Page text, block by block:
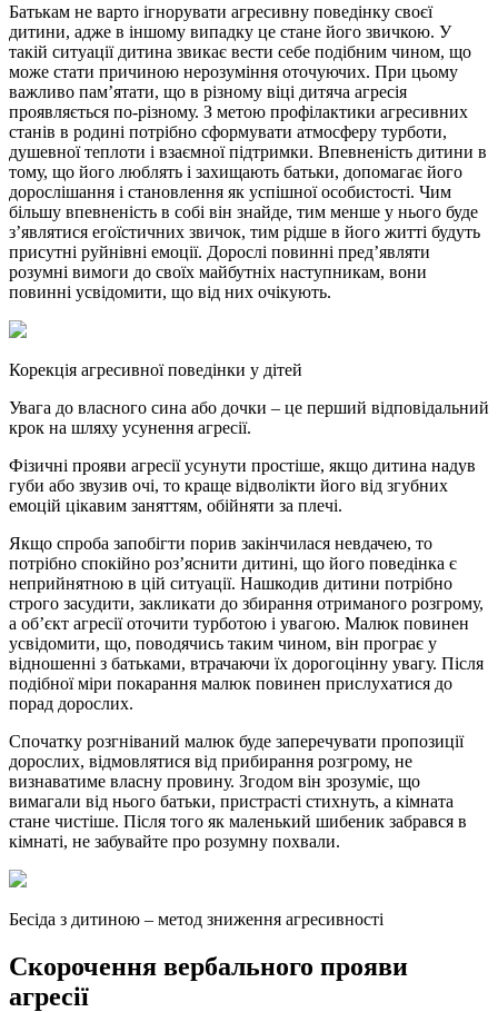
Батькам не варто ігнорувати агресивну поведінку своєї
дитини, адже в іншому випадку це стане його звичкою. У
такій ситуації дитина звикає вести себе подібним чином, що
може стати причиною нерозуміння оточуючих. При цьому
важливо пам’ятати, що в різному віці дитяча агресія
проявляється по-різному. З метою профілактики агресивних
станів в родині потрібно сформувати атмосферу турботи,
душевної теплоти і взаємної підтримки. Впевненість дитини в
тому, що його люблять і захищають батьки, допомагає його
дорослішання і становлення як успішної особистості. Чим
більшу впевненість в собі він знайде, тим менше у нього буде
з’являтися егоїстичних звичок, тим рідше в його житті будуть
присутні руйнівні емоції. Дорослі повинні пред’являти
розумні вимоги до своїх майбутніх наступникам, вони
повинні усвідомити, що від них очікують.
Корекція агресивної поведінки у дітей
Увага до власного сина або дочки – це перший відповідальний
крок на шляху усунення агресії.
Фізичні прояви агресії усунути простіше, якщо дитина надув
губи або звузив очі, то краще відволікти його від згубних
емоцій цікавим заняттям, обійняти за плечі.
Якщо спроба запобігти порив закінчилася невдачею, то
потрібно спокійно роз’яснити дитині, що його поведінка є
неприйнятною в цій ситуації. Нашкодив дитини потрібно
строго засудити, закликати до збирання отриманого розгрому,
а об’єкт агресії оточити турботою і увагою. Малюк повинен
усвідомити, що, поводячись таким чином, він програє у
відношенні з батьками, втрачаючи їх дорогоцінну увагу. Після
подібної міри покарання малюк повинен прислухатися до
порад дорослих.
Спочатку розгніваний малюк буде заперечувати пропозиції
дорослих, відмовлятися від прибирання розгрому, не
визнаватиме власну провину. Згодом він зрозуміє, що
вимагали від нього батьки, пристрасті стихнуть, а кімната
стане чистіше. Після того як маленький шибеник забрався в
кімнаті, не забувайте про розумну похвали.
Бесіда з дитиною – метод зниження агресивності
Скорочення вербального прояви
агресії